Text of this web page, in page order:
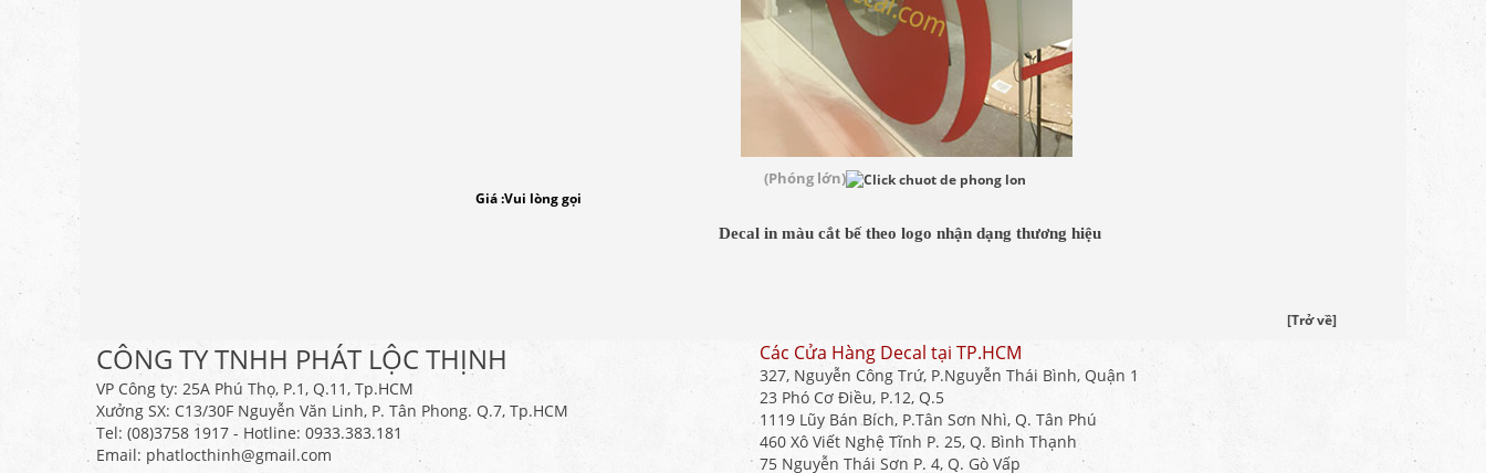
(Phóng lớn)
Giá :Vui lòng gọi
Decal in màu cắt bế theo logo nhận dạng thương hiệu
[Trở về]
CÔNG TY TNHH PHÁT LỘC THỊNH
VP Công ty: 25A Phú Thọ, P.1, Q.11, Tp.HCM
Xưởng SX: C13/30F Nguyễn Văn Linh, P. Tân Phong. Q.7, Tp.HCM
Tel: (08)3758 1917 - Hotline: 0933.383.181
Email: phatlocthinh@gmail.com
Các Cửa Hàng Decal tại TP.HCM
327, Nguyễn Công Trứ, P.Nguyễn Thái Bình, Quận 1
23 Phó Cơ Điều, P.12, Q.5
1119 Lũy Bán Bích, P.Tân Sơn Nhì, Q. Tân Phú
460 Xô Viết Nghệ Tĩnh P. 25, Q. Bình Thạnh
75 Nguyễn Thái Sơn P. 4, Q. Gò Vấp